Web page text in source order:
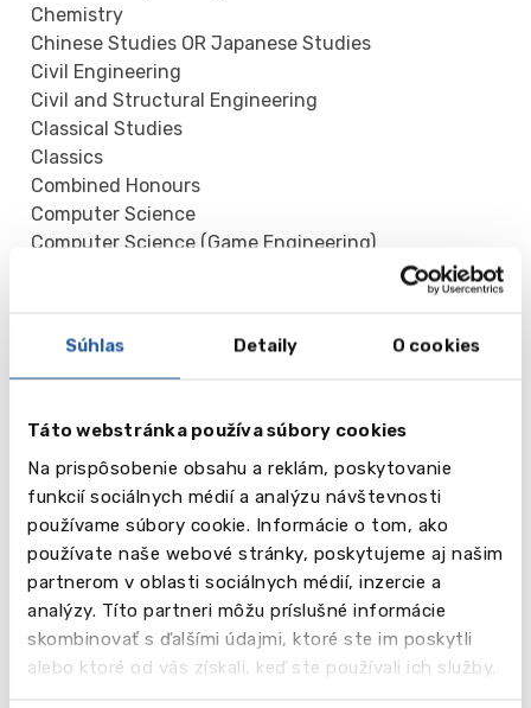
Súhlas Detaily O cookies
Táto webstránka používa súbory cookies
Na prispôsobenie obsahu a reklám, poskytovanie
funkcií sociálnych médií a analýzu návštevnosti
používame súbory cookie. Informácie o tom, ako
používate naše webové stránky, poskytujeme aj našim
partnerom v oblasti sociálnych médií, inzercie a
analýzy. Títo partneri môžu príslušné informácie
skombinovať s ďalšími údajmi, ktoré ste im poskytli
alebo ktoré od vás získali, keď ste používali ich služby.
Chemistry
Chinese Studies OR Japanese Studies
Civil Engineering
Civil and Structural Engineering
Classical Studies
Classics
Combined Honours
Computer Science
Computer Science (Game Engineering)
Computer Science (Security and Resilience)
Countryside Management
Dietetics
Earth Science
Economics
Economics and Business Management
Economics and Finance
Education
Electrical Power Engineering
Electrical and Electronic Engineering
Electronic Communications
Electronics and Computer Engineering